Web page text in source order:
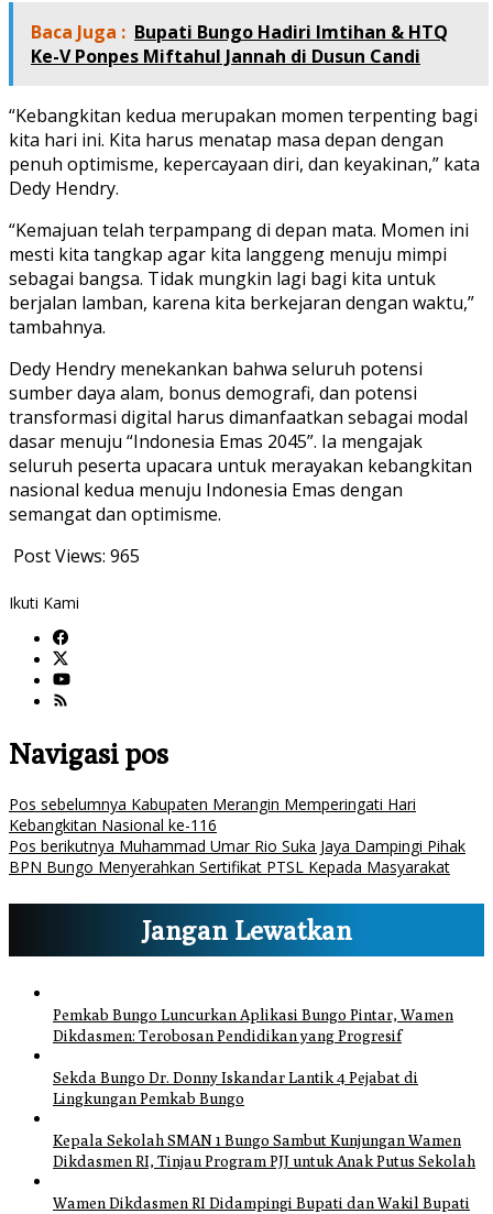
Baca Juga : Bupati Bungo Hadiri Imtihan & HTQ
Ke-V Ponpes Miftahul Jannah di Dusun Candi
“Kebangkitan kedua merupakan momen terpenting bagi
kita hari ini. Kita harus menatap masa depan dengan
penuh optimisme, kepercayaan diri, dan keyakinan,” kata
Dedy Hendry.
“Kemajuan telah terpampang di depan mata. Momen ini
mesti kita tangkap agar kita langgeng menuju mimpi
sebagai bangsa. Tidak mungkin lagi bagi kita untuk
berjalan lamban, karena kita berkejaran dengan waktu,”
tambahnya.
Dedy Hendry menekankan bahwa seluruh potensi
sumber daya alam, bonus demografi, dan potensi
transformasi digital harus dimanfaatkan sebagai modal
dasar menuju “Indonesia Emas 2045”. Ia mengajak
seluruh peserta upacara untuk merayakan kebangkitan
nasional kedua menuju Indonesia Emas dengan
semangat dan optimisme.
Post Views: 965
Ikuti Kami
Navigasi pos
Pos sebelumnya Kabupaten Merangin Memperingati Hari
Kebangkitan Nasional ke-116
Pos berikutnya Muhammad Umar Rio Suka Jaya Dampingi Pihak
BPN Bungo Menyerahkan Sertifikat PTSL Kepada Masyarakat
Jangan Lewatkan
Pemkab Bungo Luncurkan Aplikasi Bungo Pintar, Wamen
Dikdasmen: Terobosan Pendidikan yang Progresif
Sekda Bungo Dr. Donny Iskandar Lantik 4 Pejabat di
Lingkungan Pemkab Bungo
Kepala Sekolah SMAN 1 Bungo Sambut Kunjungan Wamen
Dikdasmen RI, Tinjau Program PJJ untuk Anak Putus Sekolah
Wamen Dikdasmen RI Didampingi Bupati dan Wakil Bupati